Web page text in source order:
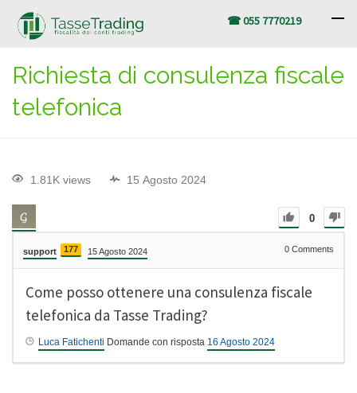
☎ 055 7770219
Richiesta di consulenza fiscale
telefonica
1.81K views 15 Agosto 2024
0
support 177 15 Agosto 2024 0 Comments
Come posso ottenere una consulenza fiscale
telefonica da Tasse Trading?
Luca Fatichenti Domande con risposta 16 Agosto 2024